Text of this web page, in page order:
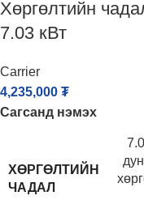
Хөргөлтийн
7.03 кВт
Carrier
4,235,000 ₮
Сагсанд нэмэх
ХӨРГӨЛТИЙН
ЧАДАЛ